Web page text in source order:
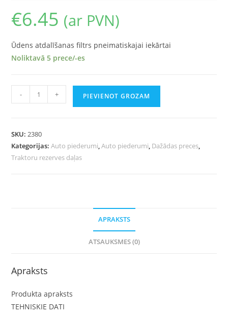
€6.45 (ar PVN)
Ūdens atdalīšanas filtrs pneimatiskajai iekārtai
Noliktavā 5 prece/-es
- + PIEVIENOT GROZAM
SKU:2380
Kategorijas:Auto piederumi,Auto piederumi, Dažādas preces,
Traktoru rezerves daļas
APRAKSTS
ATSAUKSMES (0)
Apraksts
Produkta apraksts
TEHNISKIE DATI